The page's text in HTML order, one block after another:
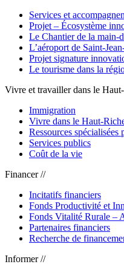
Services et
Projet – Écosystème
Le Chantier de la main-
L’aéroport de Saint-
Projet signature
Le tourisme dans la
Vivre et travailler dans le
Immigration
Vivre dans le Haut-
Ressources
Services publics
Coût de la vie
Financer //
Incitatifs financiers
Fonds Productivité et
Fonds Vitalité Rurale –
Partenaires financiers
Recherche de
Informer //